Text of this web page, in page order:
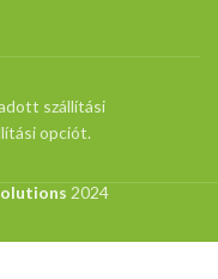
szállítási
opciót.
2024